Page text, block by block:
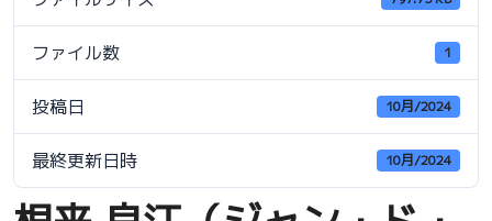
ファイル数 1
投稿日 10月/2024
最終更新日時 10月/2024